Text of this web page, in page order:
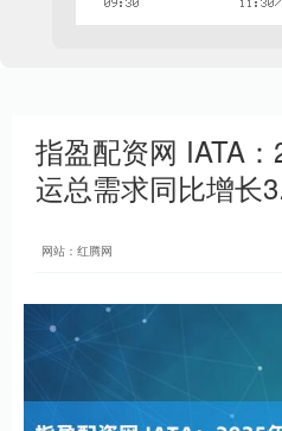
指盈配资网 IATA
运总需求同比增长
网站：红腾网